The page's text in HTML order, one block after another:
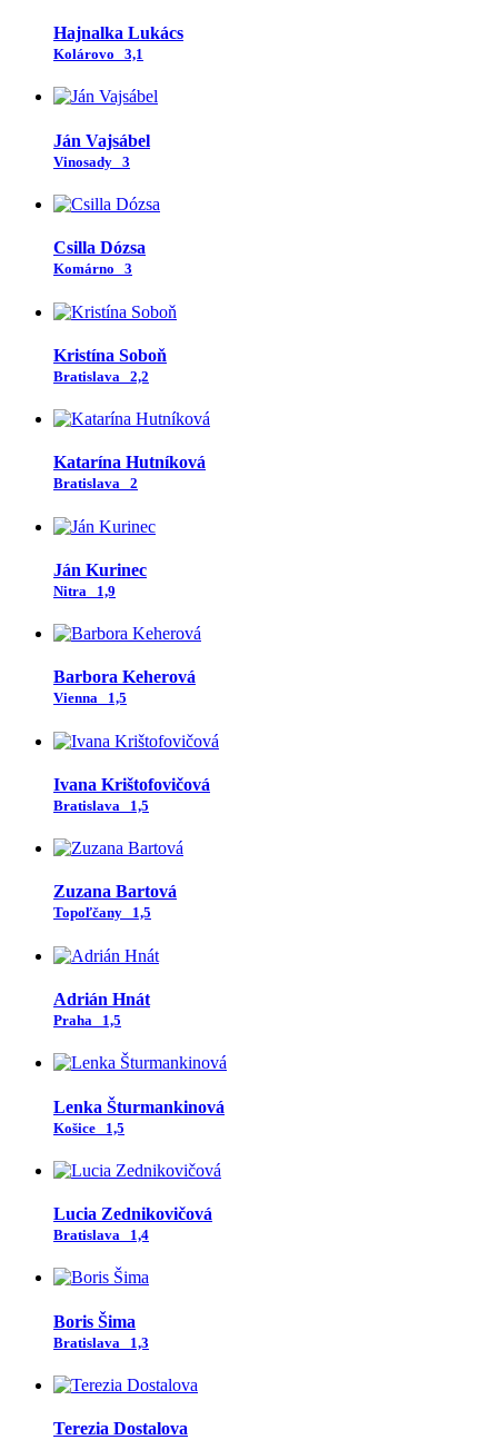
Hajnalka Lukács
Kolárovo 3,1
Ján Vajsábel
Vinosady 3
Csilla Dózsa
Komárno 3
Kristína Soboň
Bratislava 2,2
Katarína Hutníková
Bratislava 2
Ján Kurinec
Nitra 1,9
Barbora Keherová
Vienna 1,5
Ivana Krištofovičová
Bratislava 1,5
Zuzana Bartová
Topoľčany 1,5
Adrián Hnát
Praha 1,5
Lenka Šturmankinová
Košice 1,5
Lucia Zednikovičová
Bratislava 1,4
Boris Šima
Bratislava 1,3
Terezia Dostalova